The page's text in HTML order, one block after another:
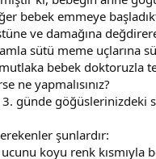
bebek emmeye
ve damağına
sütü meme uçlarına
bebek doktoruzla
ne yapmalısınız?
günde göğüslerinizdeki
şunlardır:
koyu renk kısmıyla